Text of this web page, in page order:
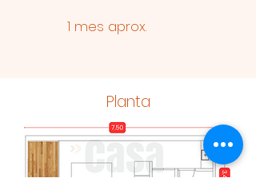
1 mes aprox.
Planta